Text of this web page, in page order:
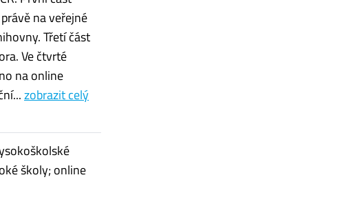
na veřejné
Třetí část
Ve čtvrté
na online
zobrazit celý
školy; online